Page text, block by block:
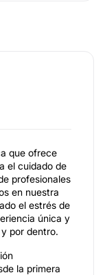
que ofrece
el cuidado de
profesionales
en nuestra
el estrés de
única y
por dentro.
la primera